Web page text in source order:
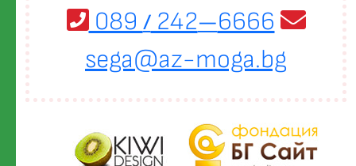
089 /242—6666
sega@az-moga.bg